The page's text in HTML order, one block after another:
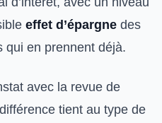
effet d’épargne des
qui en prennent déjà.
avec la revue de
tient au type de